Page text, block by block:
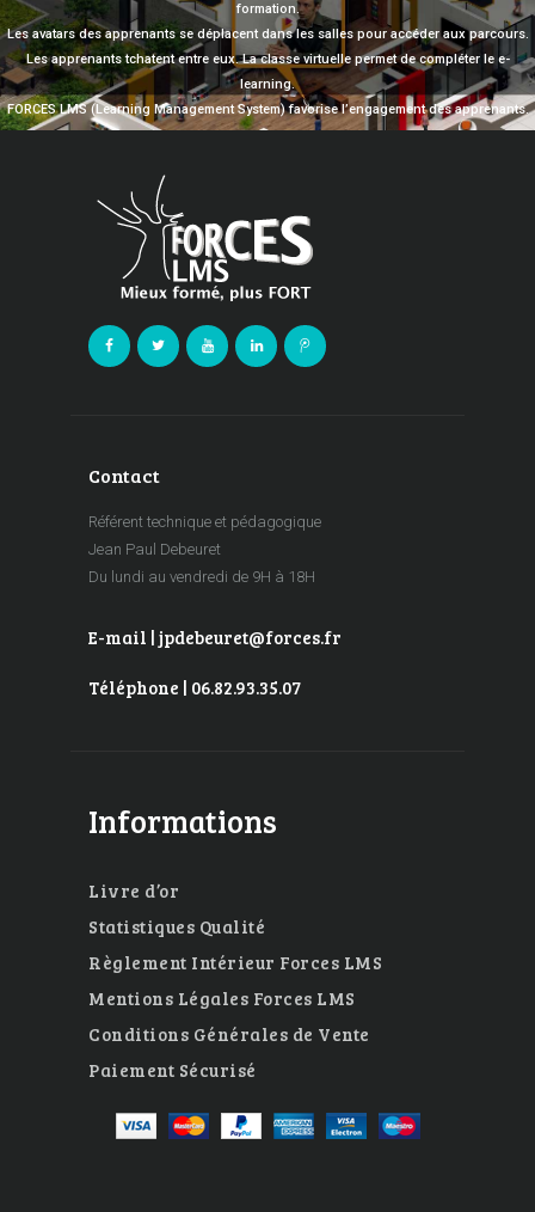
formation.
Les avatars des apprenants se déplacent dans les salles pour accéder aux parcours.
Les apprenants tchatent entre eux. La classe virtuelle permet de compléter le e-
learning.
FORCES LMS (Learning Management System) favorise l’engagement des apprenants.
Contact
Référent technique et pédagogique
Jean Paul Debeuret
Du lundi au vendredi de 9H à 18H
E-mail | jpdebeuret@forces.fr
Téléphone | 06.82.93.35.07
Informations
Livre d’or
Statistiques Qualité
Règlement Intérieur Forces LMS
Mentions Légales Forces LMS
Conditions Générales de Vente
Paiement Sécurisé